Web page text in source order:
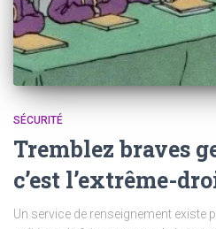
SÉCURITÉ
Tremblez braves
c’est l’extrême-
Un service de renseignement existe